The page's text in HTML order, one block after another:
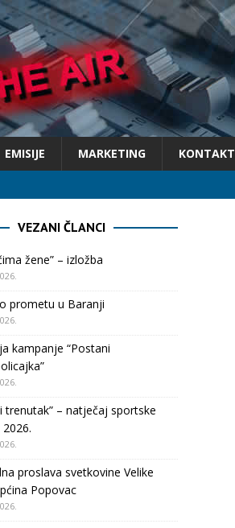
EMISIJE MARKETING KONTAKT
VEZANI ČLANCI
žene” – izložba
prometu u Baranji
kampanje “Postani
trenutak” – natječaj sportske
proslava svetkovine Velike
Popovac